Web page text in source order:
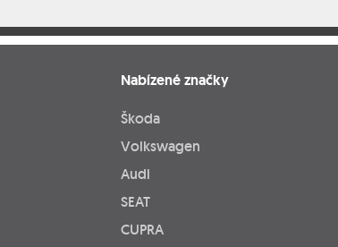
Nabízené značky
Škoda
Volkswagen
Audi
SEAT
CUPRA